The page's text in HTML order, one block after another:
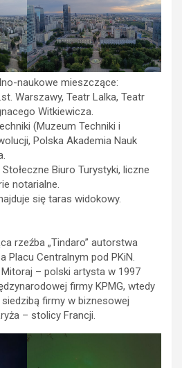
naukowe mieszczące:
Warszawy, Teatr Lalka, Teatr
Witkiewicza.
(Muzeum Techniki i
Polska Akademia Nauk
Biuro Turystyki, liczne
notarialne.
się taras widokowy.
rzeźba „Tindaro” autorstwa
Placu Centralnym pod PKiN.
– polski artysta w 1997
firmy KPMG, wtedy
firmy w biznesowej
– stolicy Francji.